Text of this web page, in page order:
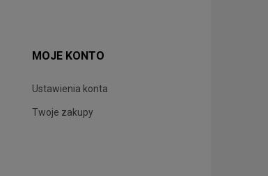
MOJE KONTO
Ustawienia konta
Twoje zakupy